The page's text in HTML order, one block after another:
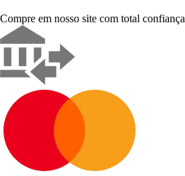
Compre em nosso site com total confiança